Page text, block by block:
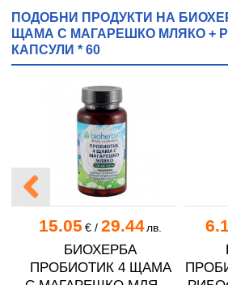
ПОДОБНИ ПРОДУКТИ НА
ЩАМА С МАГАРЕШКО МЛЯКО +
КАПСУЛИ * 60
15.05 €/ 29.44лв.
БИОХЕРБА
ПРОБИОТИК 4 ЩАМА